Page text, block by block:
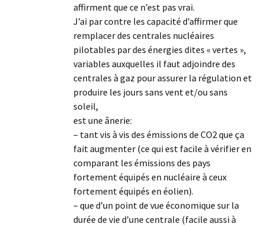
affirment que ce n’est pas vrai.
J’ai par contre les capacité d’affirmer que
remplacer des centrales nucléaires
pilotables par des énergies dites « vertes »,
variables auxquelles il faut adjoindre des
centrales à gaz pour assurer la régulation et
produire les jours sans vent et/ou sans
soleil,
est une ânerie:
– tant vis à vis des émissions de CO2 que ça
fait augmenter (ce qui est facile à vérifier en
comparant les émissions des pays
fortement équipés en nucléaire à ceux
fortement équipés en éolien).
– que d’un point de vue économique sur la
durée de vie d’une centrale (facile aussi à